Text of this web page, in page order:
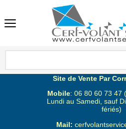
Site de Vente Par
Mobile: 06 80 60 73 47
Lundi au Samedi, sauf
fériés)
Mail: